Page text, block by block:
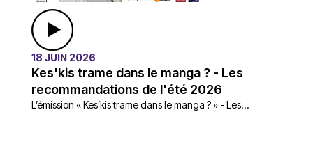
18 JUIN 2026
Kes'kis trame dans le manga ? - Les
recommandations de l'été 2026
L’émission « Kes’kis trame dans le manga ? » - Les...